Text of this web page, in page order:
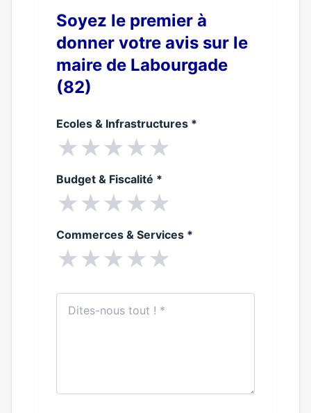
Soyez le premier à
donner votre avis sur le
maire de Labourgade
(82)
Ecoles & Infrastructures *
★★★★★
Budget & Fiscalité *
★★★★★
Commerces & Services *
★★★★★